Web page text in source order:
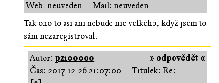
Web: neuveden
Mail: neuveden
Tak ono to asi ani nebude nic velkého, když jsem to
sám nezaregistroval.
» odpovědět «
Autor:pz100000
Čas: 2017-12-26 21:07:00
Titulek: Re: